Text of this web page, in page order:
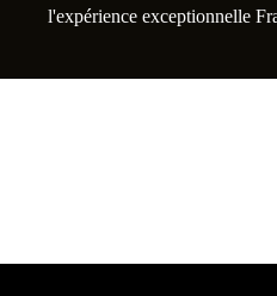
l'expérience exceptionnelle